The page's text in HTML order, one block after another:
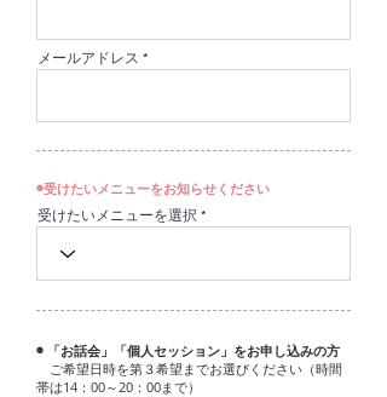
メールアドレス
◉受けたいメニューをお知らせください
受けたいメニューを選択
◉ 「お話会」「個人セッション」をお申し込みの方
ご希望日時を第３希望までお選びください（時間
帯は14：00～20：00まで）